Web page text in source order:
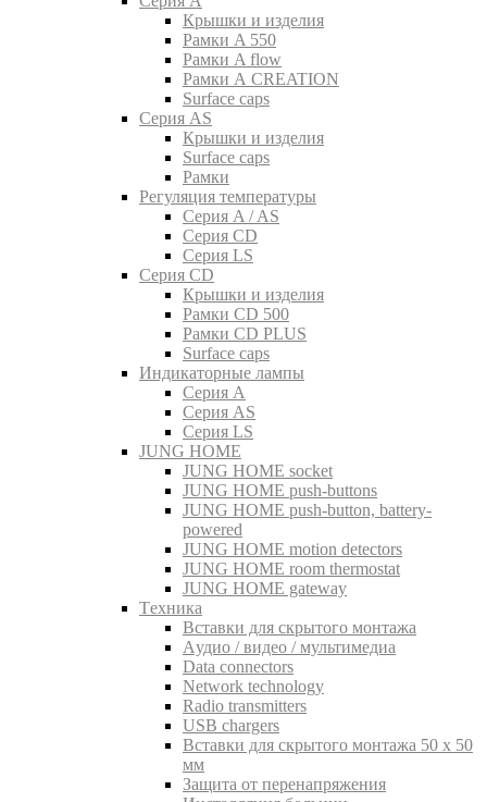
Крышки и изделия
Рамки A 550
Рамки A flow
Рамки A CREATION
Surface caps
Серия AS
Крышки и изделия
Surface caps
Рамки
Регуляция температуры
Серия A / AS
Серия CD
Серия LS
Серия CD
Крышки и изделия
Рамки CD 500
Рамки CD PLUS
Surface caps
Индикаторные лампы
Серия A
Серия AS
Серия LS
JUNG HOME
JUNG HOME socket
JUNG HOME push-buttons
JUNG HOME push-button, battery-
powered
JUNG HOME motion detectors
JUNG HOME room thermostat
JUNG HOME gateway
Tехника
Вставки для скрытого монтажа
Aудио / видео / мультимедиа
Data connectors
Network technology
Radio transmitters
USB chargers
Вставки для скрытого монтажа 50 x 50
мм
Защита от перенапряжения